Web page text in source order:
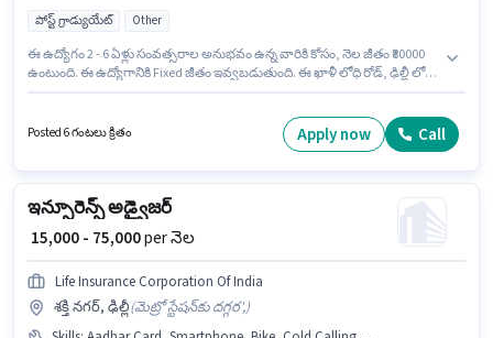
పోస్ట్ గ్రాడ్యుయేట్ Other
ఈ ఉద్యోగం 2 - 6 ఏళ్లు సంవత్సరాల అనుభవం ఉన్న వారికి కోసం, నెల జీతం ₹80000
ఉంటుంది. ఈ ఉద్యోగానికి Fixed జీతం ఇవ్వబడుతుంది. ఈ ఖాళీ లోధి రోడ్, ఢిల్లీ లో
దరఖాస్తుదారులు కనీసం పోస్ట్ గ్రాడ్యుయేట్ డిగ్రీ లేదా సర్టిఫికెట్ కలిగి ఉండాలి.
Posted 6 గంటలు క్రితం Apply now Call
ఇన్సూరెన్స్ అడ్వైజర్
₹ 15,000 - 75,000per నెల
Life Insurance Corporation Of India
శక్తి నగర్, ఢిల్లీ(మెట్రో స్టేషన్‌కు దగ్గర',)